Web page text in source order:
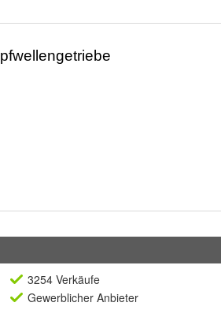
3254 Verkäufe
Gewerblicher Anbieter